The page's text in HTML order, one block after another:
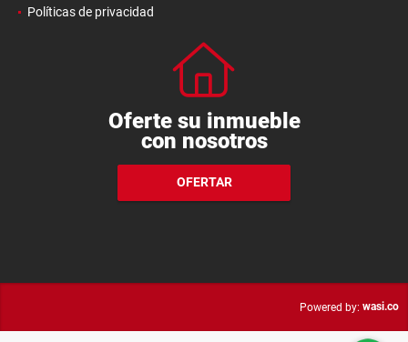
Políticas de privacidad
Oferte su inmueble
con nosotros
OFERTAR
Powered by: wasi.co